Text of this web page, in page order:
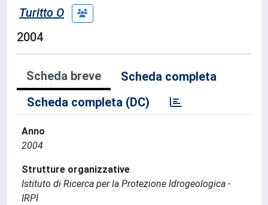
Turitto O
2004
Scheda breve
Scheda completa
Scheda completa (DC)
Anno
2004
Strutture organizzative
Istituto di Ricerca per la Protezione Idrogeologica -
IRPI